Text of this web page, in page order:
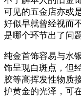
可见的五金店亦或
好似早就曾经视而
是哪个环节出了问题
纯金首饰容易与水
饰呈现白斑点，但
胶等高挥发性物质
护黄金的光泽，可